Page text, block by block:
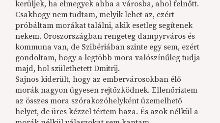
kerüljek, ha elmegyek abba a városba, ahol felnőtt.
Csakhogy nem tudtam, melyik lehet az, ezért
próbáltam morákat találni, akik esetleg segítenek
nekem. Oroszországban rengeteg dampyrváros és
kommuna van, de Szibériában szinte egy sem, ezért
gondoltam, hogy a legtöbb mora valószínűleg tudja
majd, hol születhetett Dmitrij.
Sajnos kiderült, hogy az embervárosokban élő
morák nagyon ügyesen rejtőzködnek. Ellenőriztem
az összes mora szórakozóhelyként üzemelhető
helyet, de üres kézzel tértem haza. És azok nélkül a